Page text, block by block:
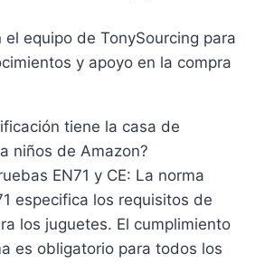
el equipo de TonySourcing para
y apoyo en la compra
tiene la casa de
niños de Amazon?
EN71 y CE: La norma
especifica los requisitos de
los juguetes. El cumplimiento
es obligatorio para todos los